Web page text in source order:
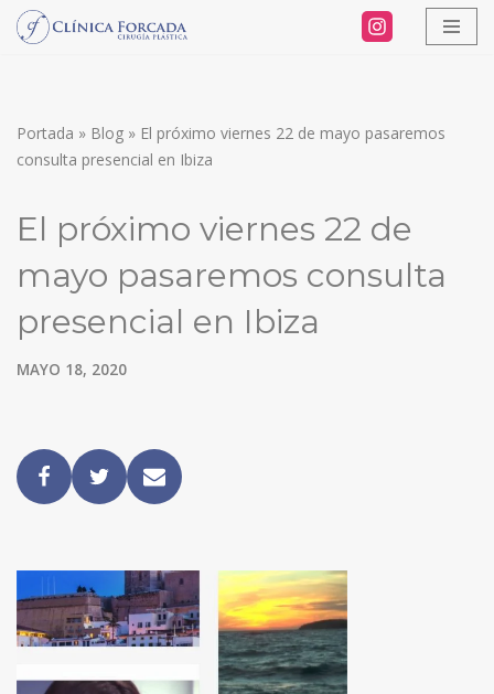
Portada » Blog » El próximo viernes 22 de mayo pasaremos
consulta presencial en Ibiza
El próximo viernes 22 de
mayo pasaremos consulta
presencial en Ibiza
MAYO 18, 2020